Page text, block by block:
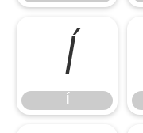
Í